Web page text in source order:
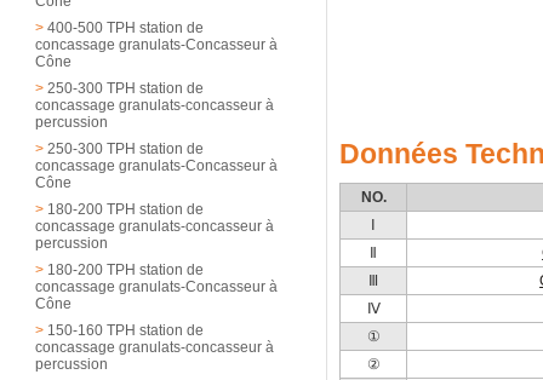
>400-500 TPH station de
concassage granulats-Concasseur à
Cône
> 250-300 TPH station de
concassage granulats-concasseur à
percussion
> 250-300 TPH station de
concassage granulats-Concasseur à
Cône
> 180-200 TPH station de
concassage granulats-concasseur à
percussion
> 180-200 TPH station de
concassage granulats-Concasseur à
Cône
> 150-160 TPH station de
concassage granulats-concasseur à
percussion
Données
NO.
Ⅳ
①
②